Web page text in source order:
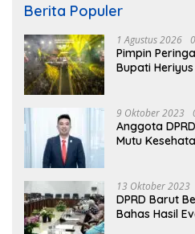
Berita Populer
1 Agustus 2026
Pimpin
Bupati
9 Oktober 2023
Anggota
Mutu
13 Oktober 2023
DPRD Barut
Bahas Hasil